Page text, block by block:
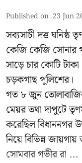
Published on: 23 Jun
সব্যসাচী দত্ত ঘনিষ্ঠ
কেজি কেজি সোনার
সাড়ে চার কোটি
চড়কগাছ পুলিশের।
গত ৮ জুন
মেয়র তথা দাপুটে
করেছিল বিধাননগর
নিয়ে বিভিন্ন
সোমবার গভীর রা ...